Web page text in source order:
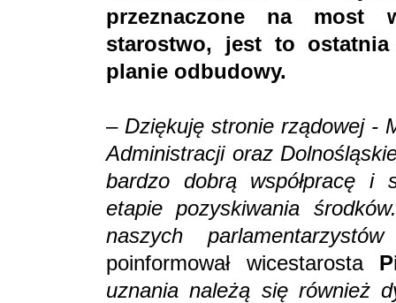
przeznaczone na most
starostwo, jest to
planie odbudowy.
– Dziękuję stronie rządowej -
Administracji oraz
bardzo dobrą współpracę i
etapie pozyskiwania
naszych
poinformował wicestarosta
uznania należą się również